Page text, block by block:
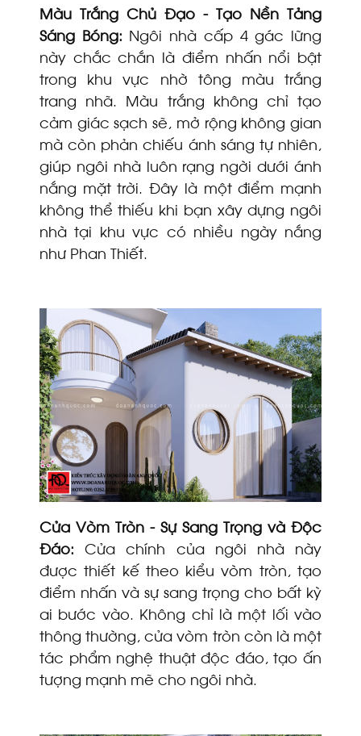
Màu Trắng Chủ Đạo - Tạo Nền Tảng
Sáng Bóng: Ngôi nhà cấp 4 gác lững
này chắc chắn là điểm nhấn nổi bật
trong khu vực nhờ tông màu trắng
trang nhã. Màu trắng không chỉ tạo
cảm giác sạch sẽ, mở rộng không gian
mà còn phản chiếu ánh sáng tự nhiên,
giúp ngôi nhà luôn rạng ngời dưới ánh
nắng mặt trời. Đây là một điểm mạnh
không thể thiếu khi bạn xây dựng ngôi
nhà tại khu vực có nhiều ngày nắng
như Phan Thiết.
Cửa Vòm Tròn - Sự Sang Trọng và Độc
Đáo: Cửa chính của ngôi nhà này
được thiết kế theo kiểu vòm tròn, tạo
điểm nhấn và sự sang trọng cho bất kỳ
ai bước vào. Không chỉ là một lối vào
thông thường, cửa vòm tròn còn là một
tác phẩm nghệ thuật độc đáo, tạo ấn
tượng mạnh mẽ cho ngôi nhà.